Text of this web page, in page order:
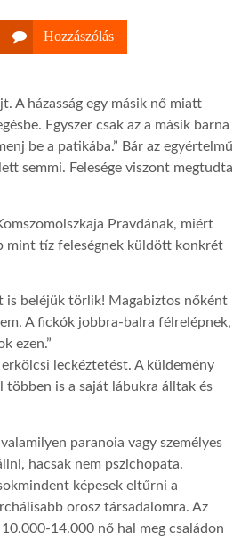
Hozzászólás
A házasság egy másik nő miatt
Egyszer csak az a másik barna
be a patikába.” Bár az egyértelmű
semmi. Felesége viszont megtudta
Pravdának, miért
mint tíz feleségnek küldött konkrét
is beléjük törlik! Magabiztos nőként
A fickók jobbra-balra félrelépnek,
ezen.”
leckéztetést. A küldemény
többen is a saját lábukra álltak és
paranoia vagy személyes
hacsak nem pszichopata.
képesek eltűrni a
orosz társadalomra. Az
14.000 nő hal meg családon